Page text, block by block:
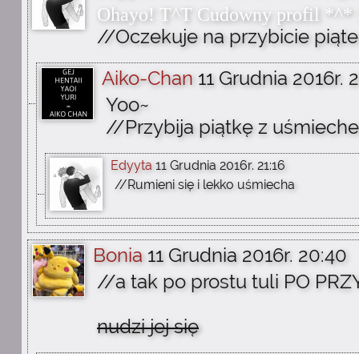
Ohayo! T^T Cudowny profil
//Oczekuje na przybicie
Aiko-Chan 11 Grudnia 2016r.
Yoo~
//Przybija piątkę z
Edyyta 11 Grudnia 2016r. 21:16
//Rumieni się i lekko uśmiecha
Bonia 11 Grudnia 2016r. 20:40
//a tak po prostu tuli PO
nudzi jej się